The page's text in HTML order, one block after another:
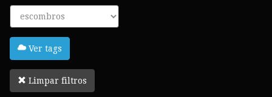
Tags
Ver tags
Limpar filtros